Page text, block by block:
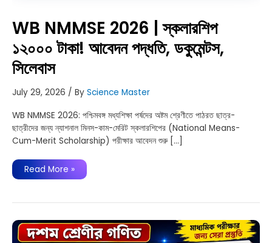
WB NMMSE 2026 | স্কলারশিপ
১২০০০ টাকা! আবেদন পদ্ধতি, ডকুমেন্টস,
সিলেবাস
July 29, 2026 / By Science Master
WB NMMSE 2026: পশ্চিমবঙ্গ মধ্যশিক্ষা পর্ষদের অষ্টম শ্রেণীতে পাঠরত ছাত্র-
ছাত্রীদের জন্য ন্যাশনাল মিনস-কাম-মেরিট স্কলারশিপের (National Means-
Cum-Merit Scholarship) পরীক্ষার আবেদন শুরু […]
WB
NMMSE
স্কলারশিপ
আবেদন
পদ্ধতি,
ডকুমেন্টস,
Read More »